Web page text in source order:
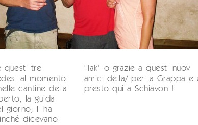
questi tre
al momento
cantine della
la guida
giorno, li ha
dicevano
"Tak" o grazie a questi nuovi
amici della/ per la Grappa e
presto qui a Schiavon !